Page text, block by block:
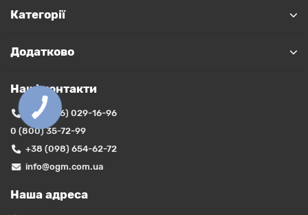
Категорії
Додатково
Наші контакти
+38 (066) 029-16-96
0 (800) 35-72-99
+38 (098) 654-62-72
info@ogm.com.ua
Наша адреса